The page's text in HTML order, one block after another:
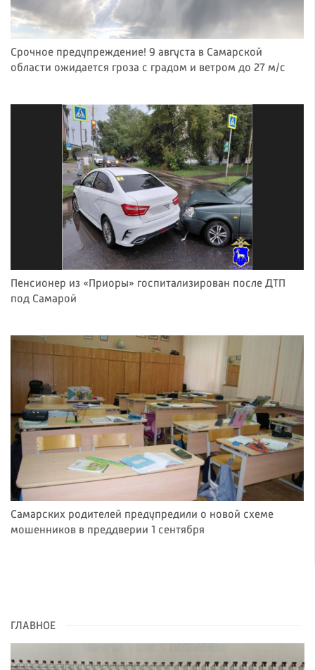
Срочное предупреждение! 9 августа в Самарской
области ожидается гроза с градом и ветром до 27 м/с
Пенсионер из «Приоры» госпитализирован после ДТП
под Самарой
Самарских родителей предупредили о новой схеме
мошенников в преддверии 1 сентября
ГЛАВНОЕ